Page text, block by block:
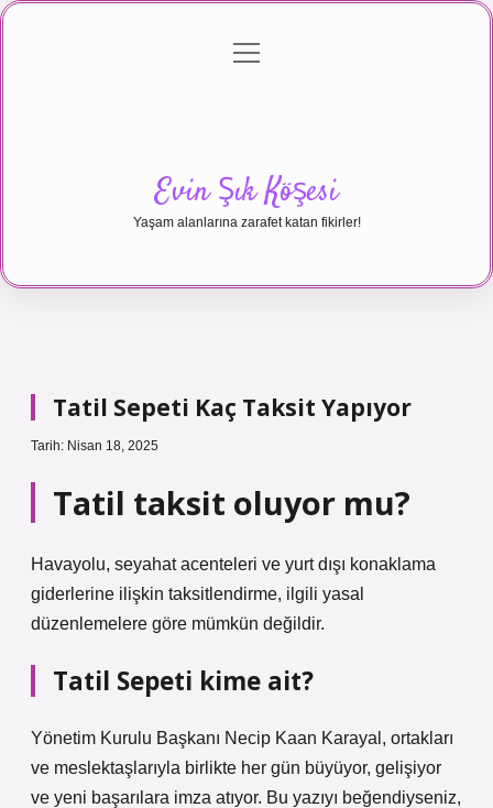
Gizlilik Politikası
menüyü
Evin Şık Köşesi
Yaşam alanlarına zarafet katan fikirler!
Tatil Sepeti Kaç Taksit Yapıyor
Tarih: Nisan 18, 2025
Tatil taksit oluyor mu?
Havayolu, seyahat acenteleri ve yurt dışı konaklama
giderlerine ilişkin taksitlendirme, ilgili yasal
düzenlemelere göre mümkün değildir.
Tatil Sepeti kime ait?
Yönetim Kurulu Başkanı Necip Kaan Karayal, ortakları
ve meslektaşlarıyla birlikte her gün büyüyor, gelişiyor
ve yeni başarılara imza atıyor. Bu yazıyı beğendiyseniz,